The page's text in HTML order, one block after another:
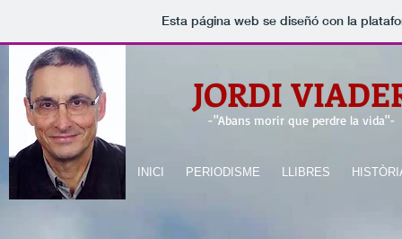
Esta página web se diseñó con la
JORDI
-"Abans morir que perdre la vida"-
INICI PERIODISME LLIBRES